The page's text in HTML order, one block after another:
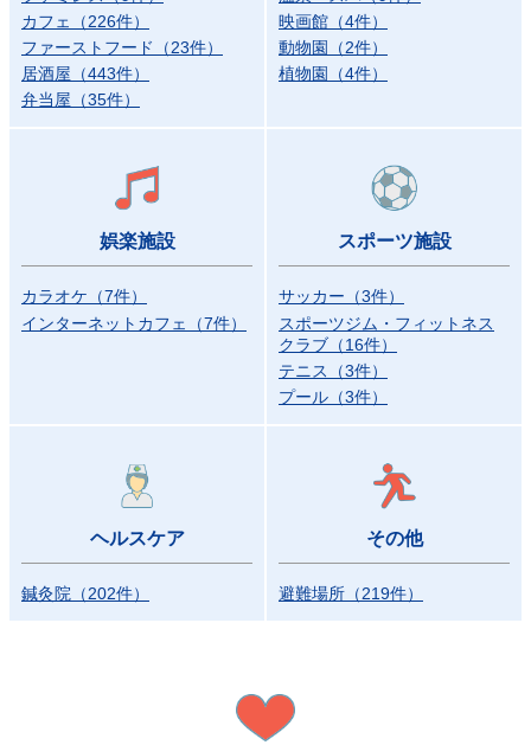
カフェ
（226件）
ファーストフード
（23件）
居酒屋 （443件）
弁当屋 （35件）
映画館 （4件）
動物園
（2件）
植物園
（4件）
娯楽施設
カラオケ （7件）
インターネットカフェ
（7件）
スポーツ施設
サッカー （3件）
スポーツジム・フィットネス
クラブ （16件）
テニス
（3件）
プール （3件）
ヘルスケア
鍼灸院 （202件）
その他
避難場所 （219件）